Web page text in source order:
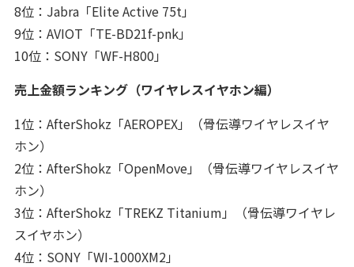
8位：Jabra「Elite Active 75t」
9位：AVIOT「TE-BD21f-pnk」
10位：SONY「WF-H800」
売上金額ランキング（ワイヤレスイヤホン編）
1位：AfterShokz「AEROPEX」（骨伝導ワイヤレスイヤ
ホン）
2位：AfterShokz「OpenMove」（骨伝導ワイヤレスイヤ
ホン）
3位：AfterShokz「TREKZ Titanium」（骨伝導ワイヤレ
スイヤホン）
4位：SONY「WI-1000XM2」